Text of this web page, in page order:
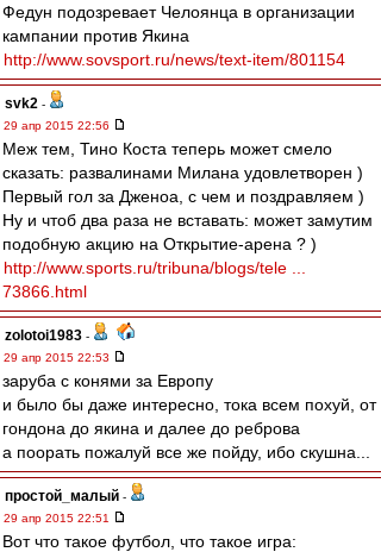
Федун подозревает Челоянца в организации
кампании против Якина
http://www.sovsport.ru/news/text-item/801154
svk2 -
29 апр 2015 22:56
Меж тем, Тино Коста теперь может смело
сказать: развалинами Милана удовлетворен )
Первый гол за Дженоа, с чем и поздравляем )
Ну и чтоб два раза не вставать: может замутим
подобную акцию на Открытие-арена ? )
http://www.sports.ru/tribuna/blogs/tele ...
73866.html
zolotoi1983 -
29 апр 2015 22:53
заруба с конями за Европу
и было бы даже интересно, тока всем похуй, от
гондона до якина и далее до реброва
а поорать пожалуй все же пойду, ибо скушна...
простой_малый -
29 апр 2015 22:51
Вот что такое футбол, что такое игра: